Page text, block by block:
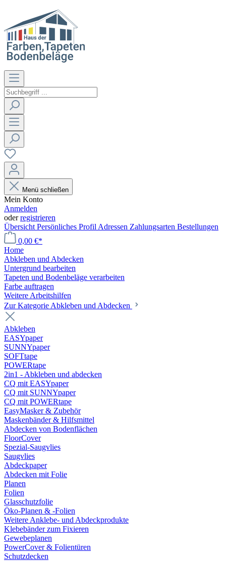
Menü schließen
Mein Konto
Anmelden
oderregistrieren
Übersicht Persönliches Profil Adressen Zahlungsarten Bestellungen
0,00 €*
Home
Abkleben und Abdecken
Untergrund bearbeiten
Tapeten und Bodenbeläge verarbeiten
Farbe auftragen
Weitere Arbeitshilfen
Zur Kategorie Abkleben und Abdecken
Abkleben
EASYpaper
SUNNYpaper
SOFTtape
POWERtape
2in1 - Abkleben und abdecken
CQ mit EASYpaper
CQ mit SUNNYpaper
CQ mit POWERtape
EasyMasker & Zubehör
Maskenbänder & Hilfsmittel
Abdecken von Bodenflächen
FloorCover
Spezial-Saugvlies
Saugvlies
Abdeckpaper
Abdecken mit Folie
Planen
Folien
Glasschutzfolie
Öko-Planen & -Folien
Weitere Anklebe- und Abdeckprodukte
Klebebänder zum Fixieren
Gewebeplanen
PowerCover & Folientüren
Schutzdecken